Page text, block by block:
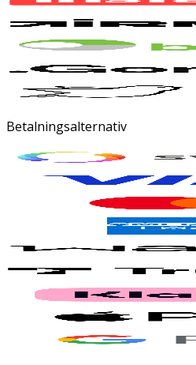
Betalningsalternativ